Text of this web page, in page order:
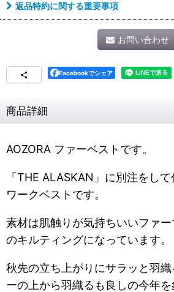
返品特約に関する重要事項
お問い合わせ
Facebookでシェア
商品詳細
AOZORA ファーベストです。
「THE ALASKAN」に別注をし
ワークベストです。
素材は肌触りが気持ちいいファ
のキルティングになっています。
秋先の立ち上がりにサラッと羽
ーの上から羽織るも良しの今年